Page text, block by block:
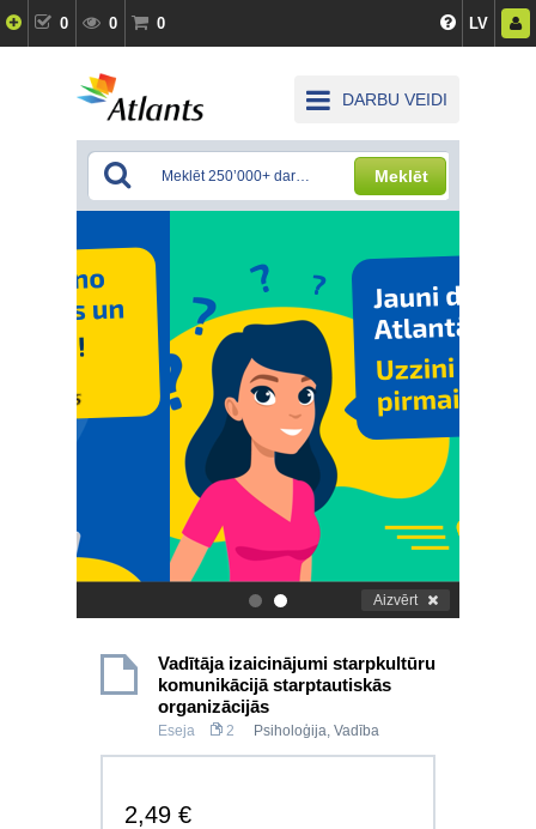
0 0 0 LV
DARBU VEIDI
Meklēt
. Aizvērt
Vadītāja izaicinājumi starpkultūru
komunikācijā starptautiskās
organizācijās
Eseja 2 Psiholoģija, Vadība
2,49 €